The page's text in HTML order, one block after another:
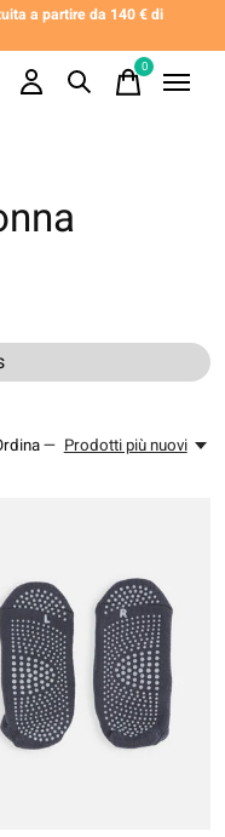
a partire da 140 € di
0items
— Prodotti più nuovi